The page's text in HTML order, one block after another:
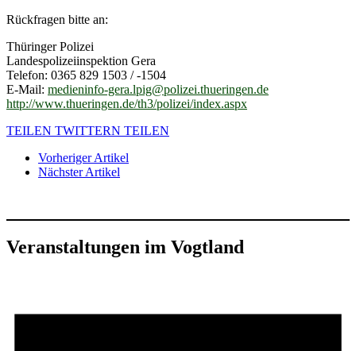
Rückfragen bitte an:
Thüringer Polizei
Landespolizeiinspektion Gera
Telefon: 0365 829 1503 / -1504
E-Mail: medieninfo-gera.lpig@polizei.thueringen.de
http://www.thueringen.de/th3/polizei/index.aspx
TEILEN TWITTERN TEILEN
Vorheriger Artikel
Nächster Artikel
Veranstaltungen im Vogtland